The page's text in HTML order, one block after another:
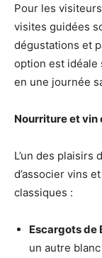
Pour les
visites guidées
dégustations et
option est idéale
en une journée
Nourriture et vin
L’un des plaisirs
d’associer vins
classiques :
Escargots de
un autre